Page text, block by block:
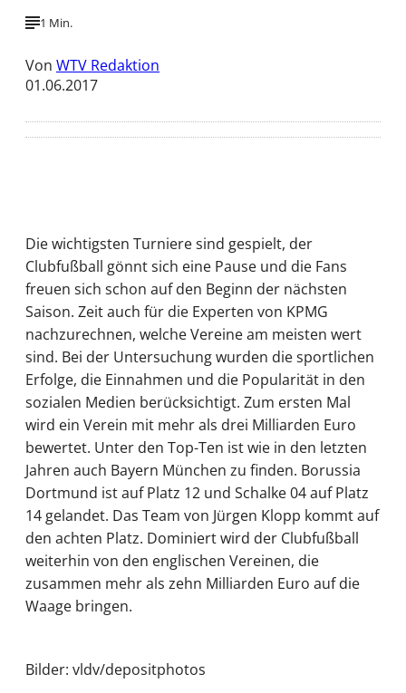
1 Min.
Von WTV Redaktion
01.06.2017
Die wichtigsten Turniere sind gespielt, der
Clubfußball gönnt sich eine Pause und die Fans
freuen sich schon auf den Beginn der nächsten
Saison. Zeit auch für die Experten von KPMG
nachzurechnen, welche Vereine am meisten wert
sind. Bei der Untersuchung wurden die sportlichen
Erfolge, die Einnahmen und die Popularität in den
sozialen Medien berücksichtigt. Zum ersten Mal
wird ein Verein mit mehr als drei Milliarden Euro
bewertet. Unter den Top-Ten ist wie in den letzten
Jahren auch Bayern München zu finden. Borussia
Dortmund ist auf Platz 12 und Schalke 04 auf Platz
14 gelandet. Das Team von Jürgen Klopp kommt auf
den achten Platz. Dominiert wird der Clubfußball
weiterhin von den englischen Vereinen, die
zusammen mehr als zehn Milliarden Euro auf die
Waage bringen.
Bilder: vldv/depositphotos